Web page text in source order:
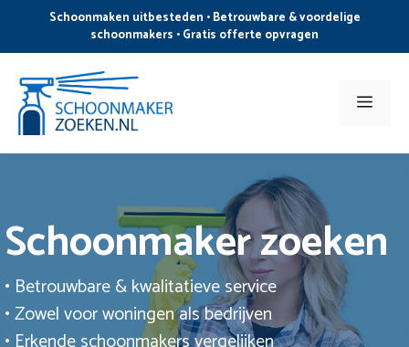
de
inhoud
Schoonmaken uitbesteden • Betrouwbare & voordelige
schoonmakers • Gratis offerte opvragen
Menu
Schoonmaker zoeken
• Betrouwbare & kwalitatieve service
• Zowel voor woningen als bedrijven